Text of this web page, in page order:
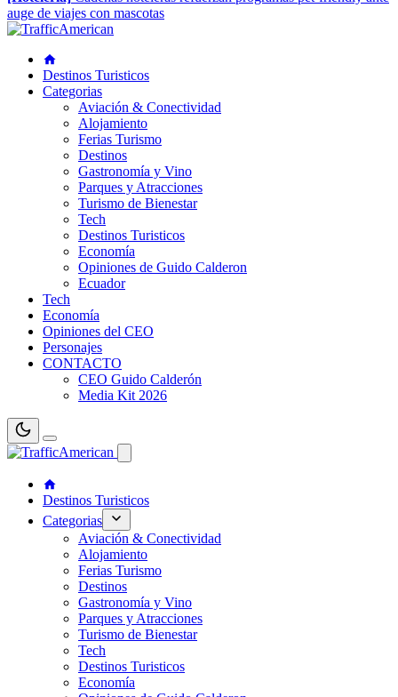
auge de viajes con mascotas
Destinos Turisticos
Categorias
Aviación & Conectividad
Alojamiento
Ferias Turismo
Destinos
Gastronomía y Vino
Parques y Atracciones
Turismo de Bienestar
Tech
Destinos Turisticos
Economía
Opiniones de Guido Calderon
Ecuador
Tech
Economía
Opiniones del CEO
Personajes
CONTACTO
CEO Guido Calderón
Media Kit 2026
Destinos Turisticos
Categorias
Aviación & Conectividad
Alojamiento
Ferias Turismo
Destinos
Gastronomía y Vino
Parques y Atracciones
Turismo de Bienestar
Tech
Destinos Turisticos
Economía